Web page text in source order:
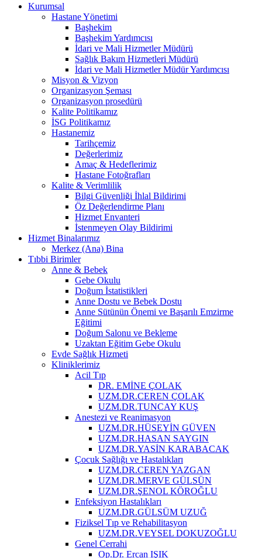
Kurumsal
Hastane Yönetimi
Başhekim
Başhekim Yardımcısı
İdari ve Mali Hizmetler Müdürü
Sağlık Bakım Hizmetleri Müdürü
İdari ve Mali Hizmetler Müdür Yardımcısı
Misyon & Vizyon
Organizasyon Şeması
Organizasyon prosedürü
Kalite Politikamız
İSG Politikamız
Hastanemiz
Tarihçemiz
Değerlerimiz
Amaç & Hedeflerimiz
Hastane Fotoğrafları
Kalite & Verimlilik
Bilgi Güvenliği İhlal Bildirimi
Öz Değerlendirme Planı
Hizmet Envanteri
İstenmeyen Olay Bildirimi
Hizmet Binalarımız
Merkez (Ana) Bina
Tıbbi Birimler
Anne & Bebek
Gebe Okulu
Doğum İstatistikleri
Anne Dostu ve Bebek Dostu
Anne Sütünün Önemi ve Başarılı Emzirme
Eğitimi
Doğum Salonu ve Bekleme
Uzaktan Eğitim Gebe Okulu
Evde Sağlık Hizmeti
Kliniklerimiz
Acil Tıp
DR. EMİNE ÇOLAK
UZM.DR.CEREN ÇOLAK
UZM.DR.TUNCAY KUŞ
Anestezi ve Reanimasyon
UZM.DR.HÜSEYİN GÜVEN
UZM.DR.HASAN SAYGIN
UZM.DR.YASİN KARABACAK
Çocuk Sağlığı ve Hastalıkları
UZM.DR.CEREN YAZGAN
UZM.DR.MERVE GÜLSÜN
UZM.DR.ŞENOL KÖROĞLU
Enfeksiyon Hastalıkları
UZM.DR.GÜLSÜM UZUĞ
Fiziksel Tıp ve Rehabilitasyon
UZM.DR.VEYSEL DOKUZOĞLU
Genel Cerrahi
Op.Dr. Ercan IŞIK